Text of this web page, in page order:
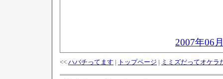
2007年06
<< ハバチってます | トップページ | ミミズだってオケラ